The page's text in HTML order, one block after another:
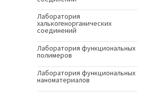
Лаборатория
халькогенорганических
соединений
Лаборатория функциональных
полимеров
Лаборатория функциональных
наноматериалов